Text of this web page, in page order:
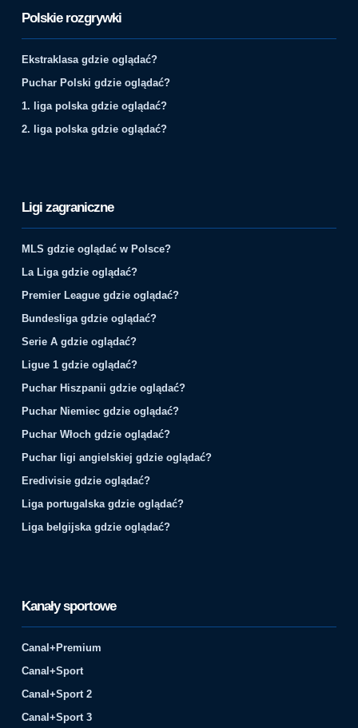
Polskie rozgrywki
Ekstraklasa gdzie oglądać?
Puchar Polski gdzie oglądać?
1. liga polska gdzie oglądać?
2. liga polska gdzie oglądać?
Ligi zagraniczne
MLS gdzie oglądać w Polsce?
La Liga gdzie oglądać?
Premier League gdzie oglądać?
Bundesliga gdzie oglądać?
Serie A gdzie oglądać?
Ligue 1 gdzie oglądać?
Puchar Hiszpanii gdzie oglądać?
Puchar Niemiec gdzie oglądać?
Puchar Włoch gdzie oglądać?
Puchar ligi angielskiej gdzie oglądać?
Eredivisie gdzie oglądać?
Liga portugalska gdzie oglądać?
Liga belgijska gdzie oglądać?
Kanały sportowe
Canal+Premium
Canal+Sport
Canal+Sport 2
Canal+Sport 3